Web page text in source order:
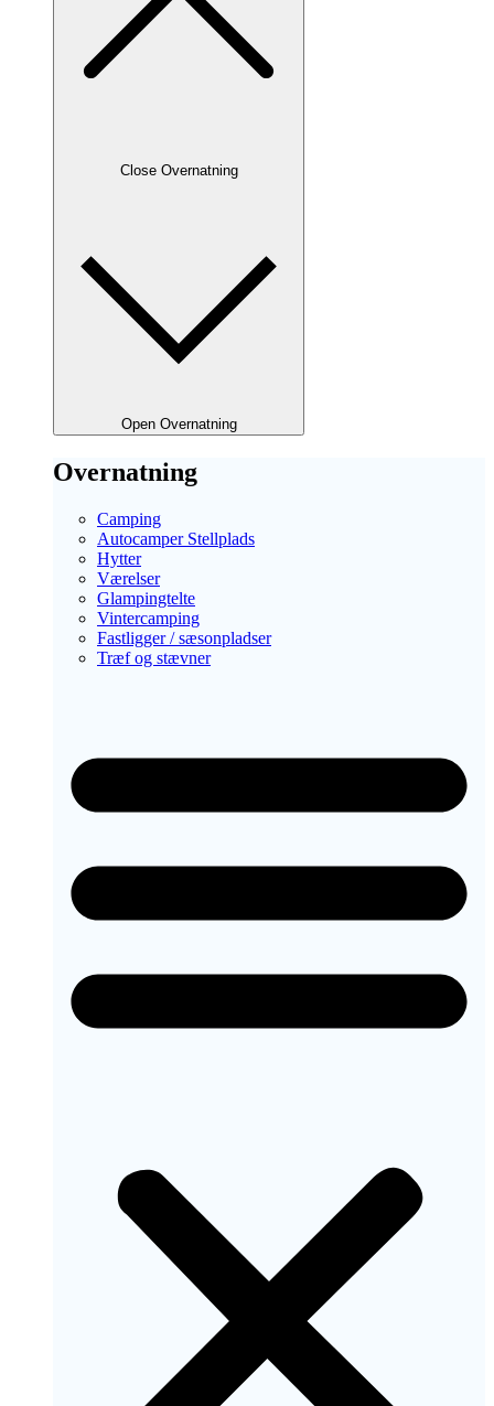
Close Overnatning
Open Overnatning
Overnatning
Camping
Autocamper Stellplads
Hytter
Værelser
Glampingtelte
Vintercamping
Fastligger / sæsonpladser
Træf og stævner